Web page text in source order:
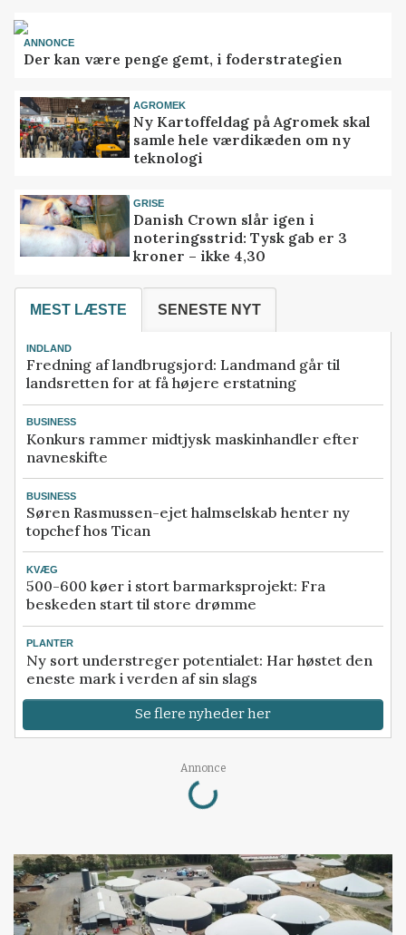
ANNONCE
Der kan være penge gemt, i foderstrategien
AGROMEK
Ny Kartoffeldag på Agromek skal
samle hele værdikæden om ny
teknologi
GRISE
Danish Crown slår igen i
noteringsstrid: Tysk gab er 3
kroner – ikke 4,30
MEST LÆSTE SENESTE NYT
INDLAND
Fredning af landbrugsjord: Landmand går til
landsretten for at få højere erstatning
BUSINESS
Konkurs rammer midtjysk maskinhandler efter
navneskifte
BUSINESS
Søren Rasmussen-ejet halmselskab henter ny
topchef hos Tican
KVÆG
500-600 køer i stort barmarksprojekt: Fra
beskeden start til store drømme
PLANTER
Ny sort understreger potentialet: Har høstet den
eneste mark i verden af sin slags
Se flere nyheder her
Annonce
Loading...